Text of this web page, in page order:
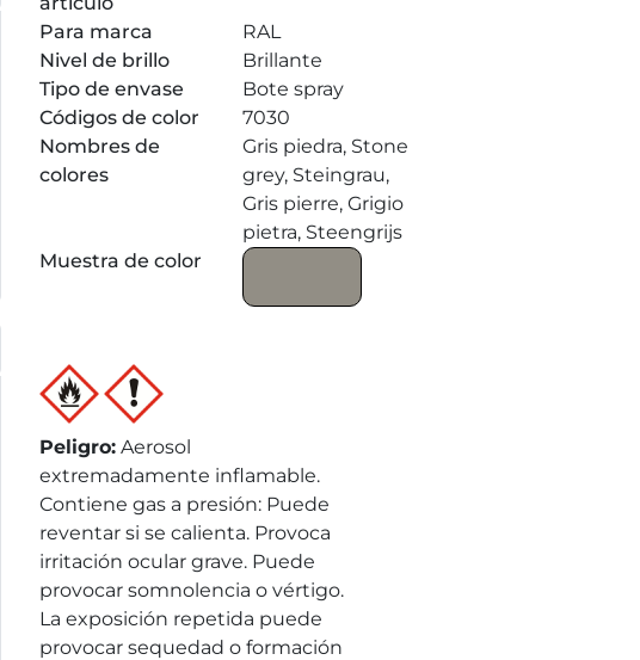
Para marca
RAL
Nivel de brillo
Brillante
Tipo de envase
Bote spray
Códigos de color
7030
Nombres de
colores
Gris piedra, Stone
grey, Steingrau,
Gris pierre, Grigio
pietra, Steengrijs
Muestra de color
Peligro: Aerosol
extremadamente inflamable.
Contiene gas a presión: Puede
reventar si se calienta. Provoca
irritación ocular grave. Puede
provocar somnolencia o vértigo.
La exposición repetida puede
provocar sequedad o formación